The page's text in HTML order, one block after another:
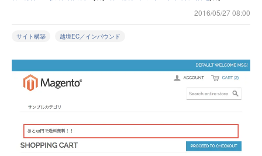
2016/05/27 08:00
サイト構築 越境EC／インバウンド